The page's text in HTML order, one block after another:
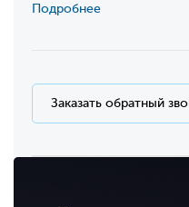
Подробнее
Заказать обратный